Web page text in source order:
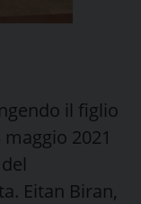
il figlio
2021
Eitan Biran,